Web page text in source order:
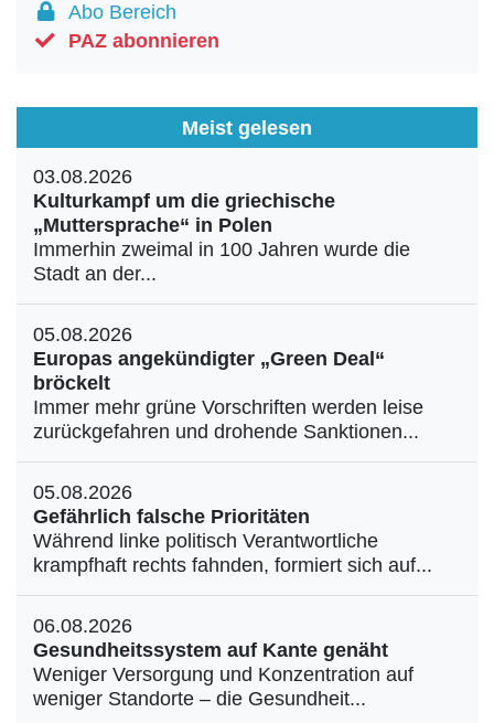
Abo Bereich
PAZ abonnieren
Meist gelesen
03.08.2026
Kulturkampf um die griechische
„Muttersprache“ in Polen
Immerhin zweimal in 100 Jahren wurde die
Stadt an der...
05.08.2026
Europas angekündigter „Green Deal“
bröckelt
Immer mehr grüne Vorschriften werden leise
zurückgefahren und drohende Sanktionen...
05.08.2026
Gefährlich falsche Prioritäten
Während linke politisch Verantwortliche
krampfhaft rechts fahnden, formiert sich auf...
06.08.2026
Gesundheitssystem auf Kante genäht
Weniger Versorgung und Konzentration auf
weniger Standorte – die Gesundheit...